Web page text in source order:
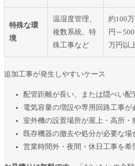
特殊な環
境
温湿度管理、
複数系統、特
殊工事など
約100万
円～500
万円以
追加工事が発生しやすいケース
配管距離が長い、または隠ぺい配
電気容量の増設や専用回路工事が
室外機の設置場所が屋上・高所・
既存機器の撤去や処分が必要な場
営業時間外・夜間・休日工事を希